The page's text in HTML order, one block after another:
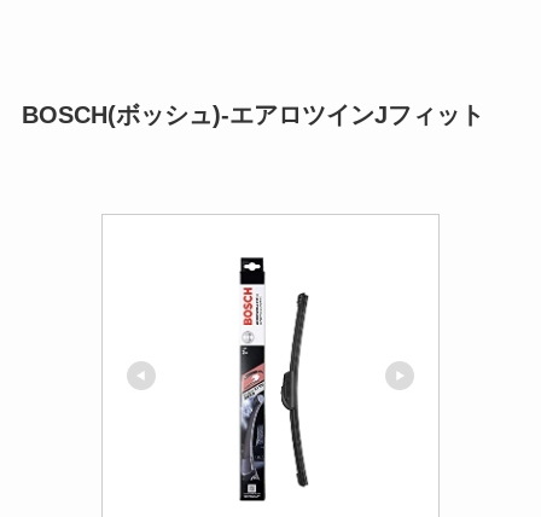
BOSCH(ボッシュ)-エアロツインJフィット